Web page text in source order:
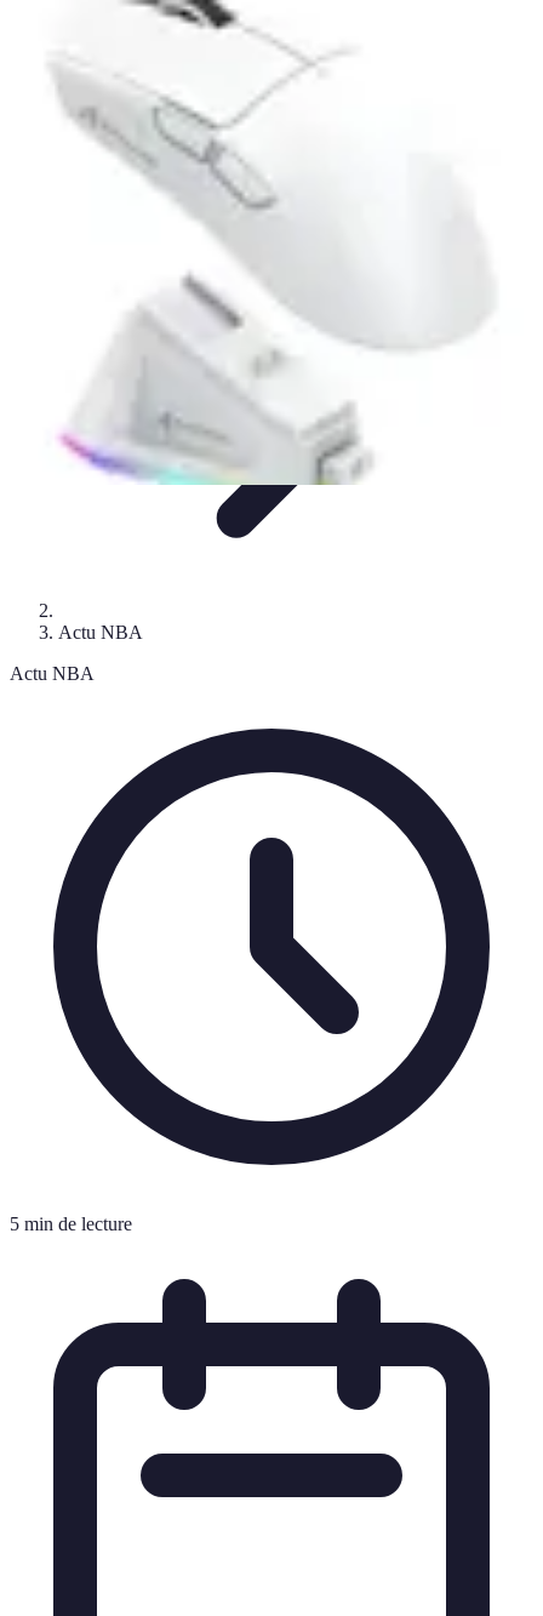
ActualitésAnalyse des
Basket Actu
Actu NBA
Actu NBA
5 min de lecture